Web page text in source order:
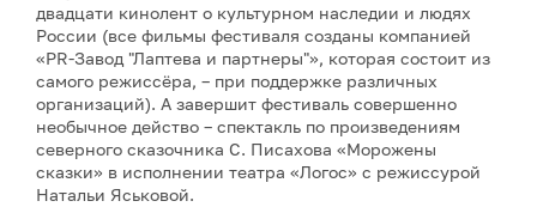
двадцати кинолент о культурном наследии и людях
России (все фильмы фестиваля созданы компанией
«PR-Завод "Лаптева и партнеры"», которая состоит из
самого режиссёра, – при поддержке различных
организаций). А завершит фестиваль совершенно
необычное действо – спектакль по произведениям
северного сказочника С. Писахова «Морожены
сказки» в исполнении театра «Логос» с режиссурой
Натальи Яськовой.